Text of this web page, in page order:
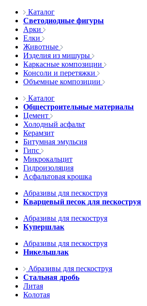
Каталог
Светодиодные фигуры
Арки
Елки
Животные
Изделия из мишуры
Каркасные композиции
Консоли и перетяжки
Объемные композиции
Каталог
Общестроительные материалы
Цемент
Холодный асфальт
Керамзит
Битумная эмульсия
Гипс
Микрокальцит
Гидроизоляция
Асфальтовая крошка
Абразивы для пескоструя
Кварцевый песок для пескоструя
Абразивы для пескоструя
Купершлак
Абразивы для пескоструя
Никельшлак
Абразивы для пескоструя
Стальная дробь
Литая
Колотая